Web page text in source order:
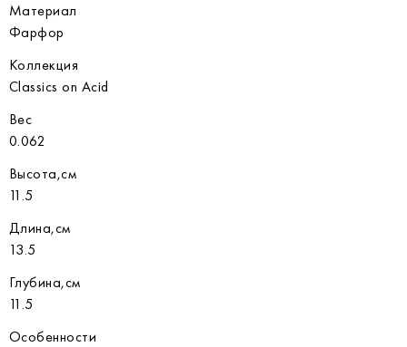
Материал
Фарфор
Коллекция
Classics on Acid
Вес
0.062
Высота,см
11.5
Длина,см
13.5
Глубина,см
11.5
Особенности